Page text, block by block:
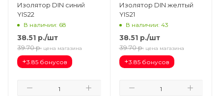
Изолятор DIN синий
YIS22
В наличии: 68
38.51 р./шт
39.70 р. цена магазина
+3.85 бонусов
Изолятор DIN желтый
YIS21
В наличии: 43
38.51р./шт
39.70 р. цена магазина
+3.85 бонусов